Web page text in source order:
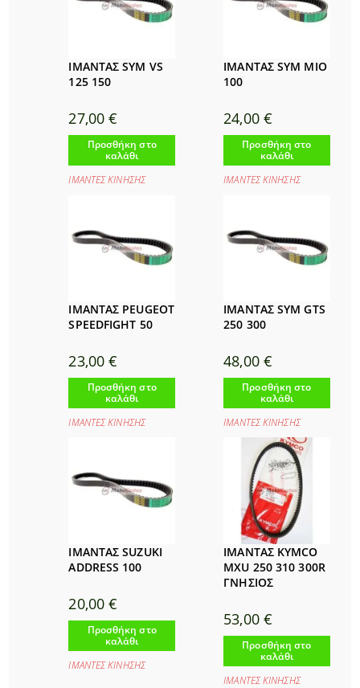
ΙΜΑΝΤΑΣ SYM VS
125 150
27,00€
Προσθήκη στο
καλάθι
ΙΜΑΝΤΕΣ ΚΙΝΗΣΗΣ
ΙΜΑΝΤΑΣ SYM MIO
100
24,00 €
Προσθήκη στο
καλάθι
ΙΜΑΝΤΕΣ ΚΙΝΗΣΗΣ
ΙΜΑΝΤΑΣ PEUGEOT
SPEEDFIGHT 50
23,00€
Προσθήκη στο
καλάθι
ΙΜΑΝΤΕΣ ΚΙΝΗΣΗΣ
ΙΜΑΝΤΑΣ SYM GTS
250 300
48,00 €
Προσθήκη στο
καλάθι
ΙΜΑΝΤΕΣ ΚΙΝΗΣΗΣ
ΙΜΑΝΤΑΣ SUZUKI
ADDRESS 100
20,00€
Προσθήκη στο
καλάθι
ΙΜΑΝΤΕΣ ΚΙΝΗΣΗΣ
ΙΜΑΝΤΑΣ KYMCO
MXU 250 310 300R
ΓΝΗΣΙΟΣ
53,00 €
Προσθήκη στο
καλάθι
ΙΜΑΝΤΕΣ ΚΙΝΗΣΗΣ